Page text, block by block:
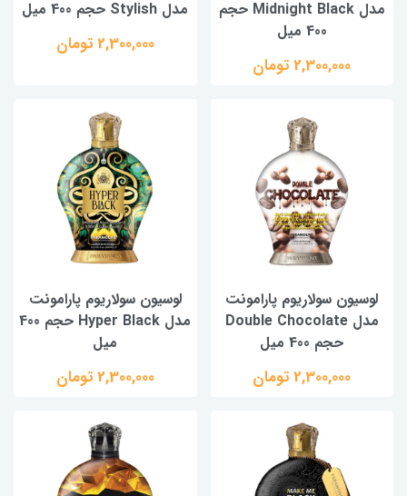
مدل Midnight Black حجم
400 میل
2,300,000 تومان
مدل Stylish حجم 400 میل
2,300,000 تومان
لوسیون سولاریوم پارامونت
مدل Double Chocolate
حجم 400 میل
2,300,000 تومان
لوسیون سولاریوم پارامونت
مدل Hyper Black حجم 400
میل
2,300,000 تومان